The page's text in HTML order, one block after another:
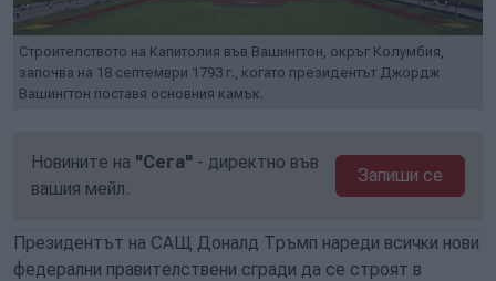
Строителството на Капитолия във Вашингтон, окръг Колумбия,
започва на 18 септември 1793 г., когато президентът Джордж
Вашингтон поставя основния камък.
Новините на "Сега" - директно във
вашия мейл.
Запиши се
Президентът на САЩ Доналд Тръмп нареди всички нови
федерални правителствени сгради да се строят в